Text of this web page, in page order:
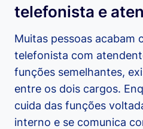
telefonista e
Muitas pessoas acabam
telefonista com
funções semelhantes,
entre os dois cargos.
cuida das funções
interno e se comunica